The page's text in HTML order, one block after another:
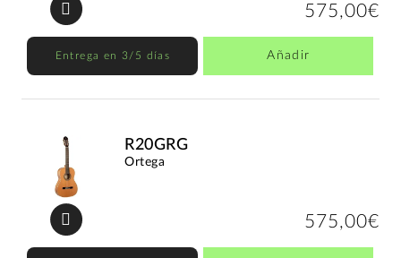
575,00€
Entrega en 3/5 días Añadir
R20GRG
Ortega
575,00€